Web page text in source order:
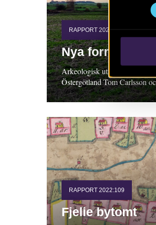
RAPPORT 2022:72
Nya
Arkeologisk utredning, etapp 1
Östergötland Tom Carlsson
RAPPORT 2022:109
Fjelie bytomt